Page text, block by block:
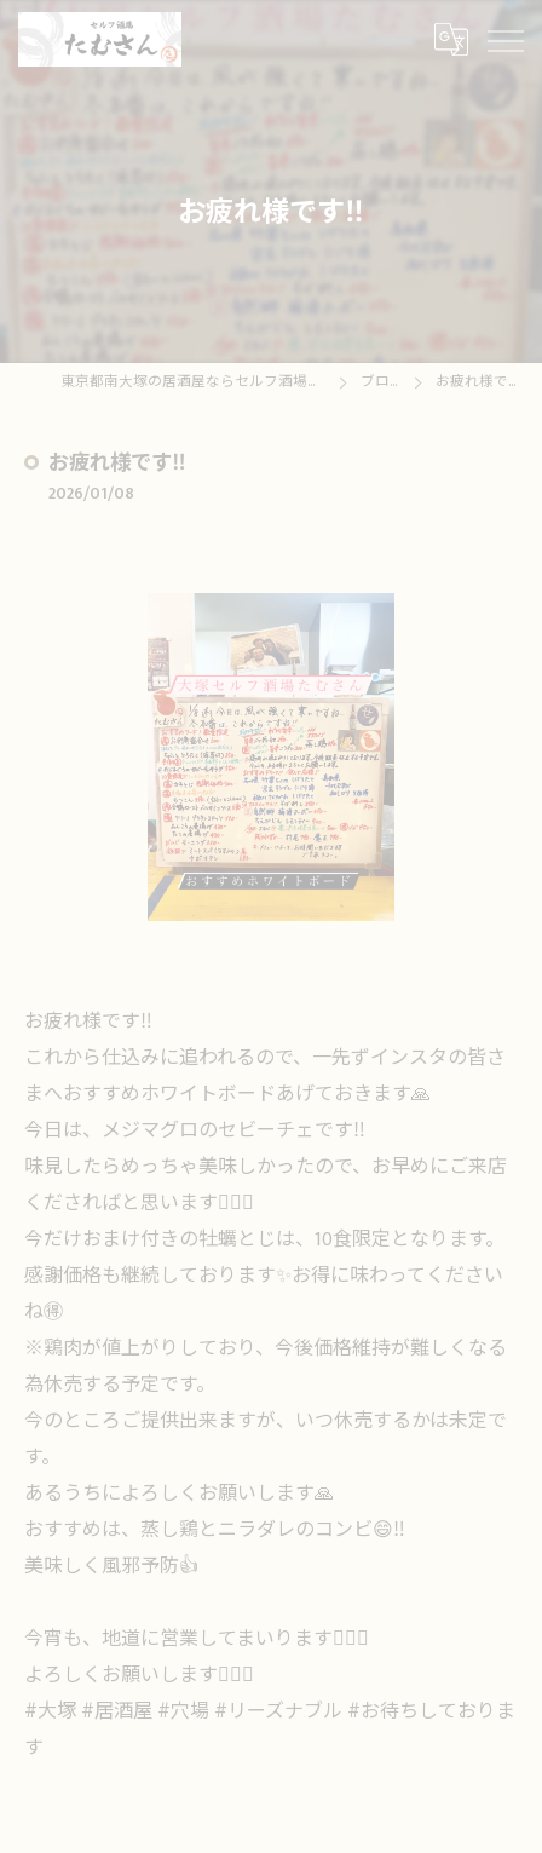
お疲れ様です‼️
東京都南大塚の居酒屋ならセルフ酒場たむさん ブログ お疲れ様です‼️
お疲れ様です‼️
2026/01/08
お疲れ様です‼️
これから仕込みに追われるので、一先ずインスタの皆さ
まへおすすめホワイトボードあげておきます🙏
今日は、メジマグロのセビーチェです‼️
味見したらめっちゃ美味しかったので、お早めにご来店
くださればと思います🙇🏻‍♀️
今だけおまけ付きの牡蠣とじは、10食限定となります。
感謝価格も継続しております✨お得に味わってください
ね🉐
※鶏肉が値上がりしており、今後価格維持が難しくなる
為休売する予定です。
今のところご提供出来ますが、いつ休売するかは未定で
す。
あるうちによろしくお願いします🙏
おすすめは、蒸し鶏とニラダレのコンビ😄‼️
美味しく風邪予防👍
今宵も、地道に営業してまいります🙇🏻‍♀️
よろしくお願いします🙇🏻‍♀️
#大塚 #居酒屋 #穴場 #リーズナブル #お待ちしておりま
す